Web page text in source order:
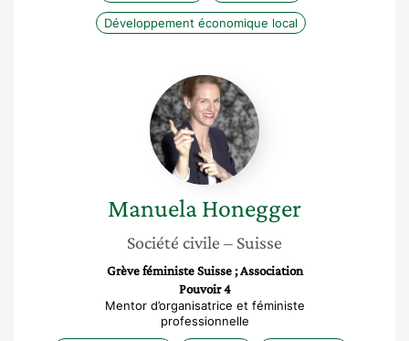
Développement économique local
Manuela
Honegger
ManuelaHonegger
Société civile – Suisse
Grève féministe Suisse ; Association
Pouvoir 4
Mentor d’organisatrice et féministe
professionnelle